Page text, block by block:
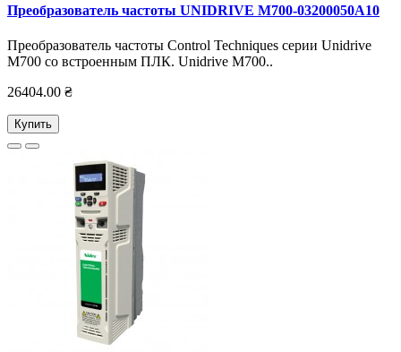
Преобразователь частоты UNIDRIVE M700-03200050А10
Преобразователь частоты Control Techniques серии Unidrive
M700 со встроенным ПЛК. Unidrive M700..
26404.00 ₴
Купить